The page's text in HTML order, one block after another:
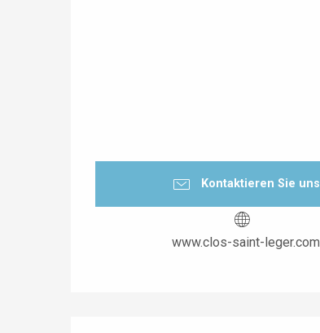
Kontaktieren Sie uns
www.clos-saint-leger.com